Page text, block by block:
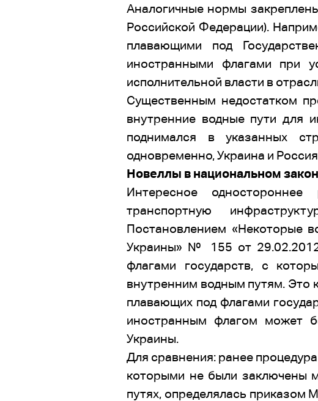
Аналогичные нормы
Российской Федерации).
плавающими под
иностранными флагами при
исполнительной власти в
Существенным недостатком
внутренние водные пути для
поднимался в указанных
одновременно, Украина и
Новеллы в национальном
Интересное
транспортную
Постановлением «Некоторые
Украины» № 155 от
флагами государств, с
внутренним водным путям. Это
плавающих под флагами
иностранным флагом может
Украины.
Для сравнения: ранее
которыми не были заключены
путях, определялась приказом